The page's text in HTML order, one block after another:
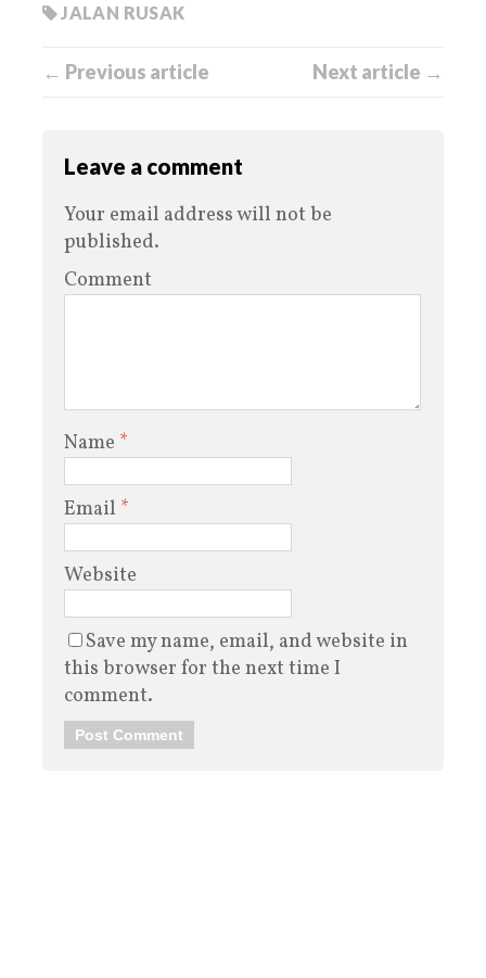
JALAN RUSAK
← Previous article Next article →
Leave a comment
Your email address will not be
published.
Comment
Name *
Email *
Website
Save my name, email, and website in
this browser for the next time I
comment.